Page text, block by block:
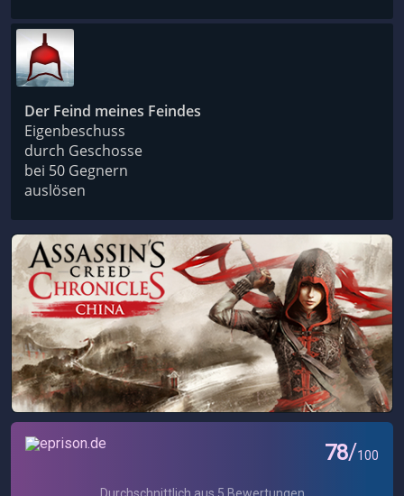
Der Feind meines Feindes
Eigenbeschuss
durch Geschosse
bei 50 Gegnern
auslösen